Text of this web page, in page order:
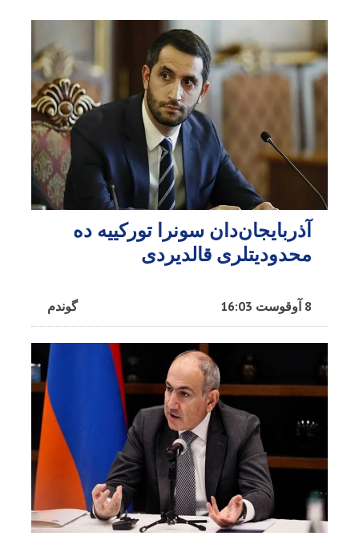
آذربایجان‌دان سونرا تورکییه ده
محدودیتلری قالدیردی
گوندم 8 آوقوست 16:03